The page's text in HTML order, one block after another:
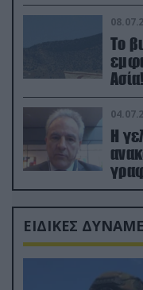
Το
Η
ΕΙΔΙΚΕΣ